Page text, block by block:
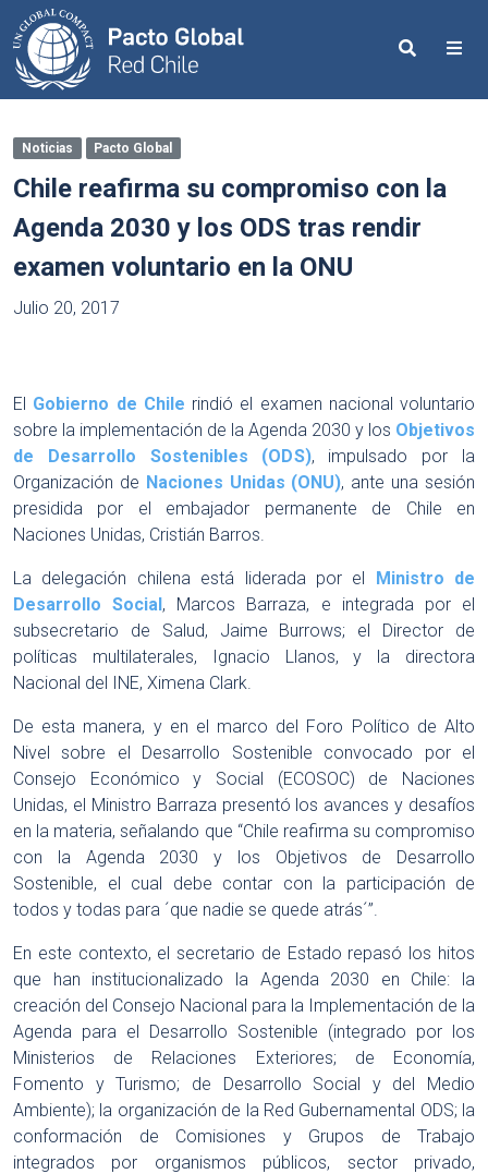
Search
Noticias Pacto Global
Chile reafirma su compromiso con la
Agenda 2030 y los ODS tras rendir
examen voluntario en la ONU
Julio 20, 2017
El Gobierno de Chile rindió el examen nacional voluntario
sobre la implementación de la Agenda 2030 y los Objetivos
de Desarrollo Sostenibles (ODS), impulsado por la
Organización de Naciones Unidas (ONU), ante una sesión
presidida por el embajador permanente de Chile en
Naciones Unidas, Cristián Barros.
La delegación chilena está liderada por el Ministro de
Desarrollo Social, Marcos Barraza, e integrada por el
subsecretario de Salud, Jaime Burrows; el Director de
políticas multilaterales, Ignacio Llanos, y la directora
Nacional del INE, Ximena Clark.
De esta manera, y en el marco del Foro Político de Alto
Nivel sobre el Desarrollo Sostenible convocado por el
Consejo Económico y Social (ECOSOC) de Naciones
Unidas, el Ministro Barraza presentó los avances y desafíos
en la materia, señalando que “Chile reafirma su compromiso
con la Agenda 2030 y los Objetivos de Desarrollo
Sostenible, el cual debe contar con la participación de
todos y todas para ´que nadie se quede atrás´”.
En este contexto, el secretario de Estado repasó los hitos
que han institucionalizado la Agenda 2030 en Chile: la
creación del Consejo Nacional para la Implementación de la
Agenda para el Desarrollo Sostenible (integrado por los
Ministerios de Relaciones Exteriores; de Economía,
Fomento y Turismo; de Desarrollo Social y del Medio
Ambiente); la organización de la Red Gubernamental ODS; la
conformación de Comisiones y Grupos de Trabajo
integrados por organismos públicos, sector privado,